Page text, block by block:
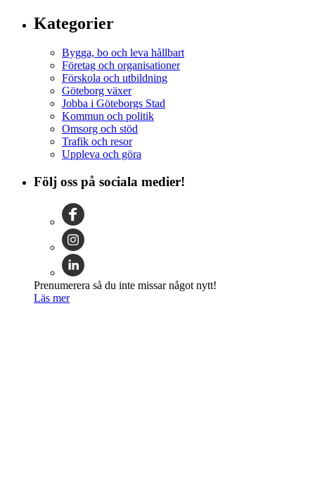
Kategorier
Bygga, bo och leva hållbart
Företag och organisationer
Förskola och utbildning
Göteborg växer
Jobba i Göteborgs Stad
Kommun och politik
Omsorg och stöd
Trafik och resor
Uppleva och göra
Följ oss på sociala medier!
Prenumerera så du inte missar något nytt!
Läs mer